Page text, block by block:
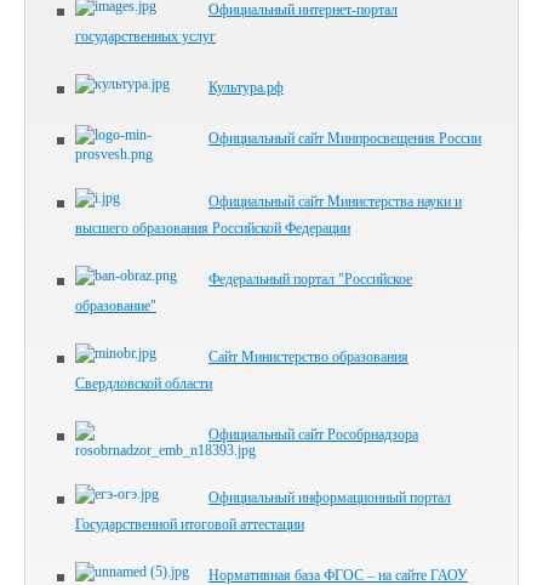
Официальный интернет-портал
государственных услуг
Культура.рф
Официальный сайт Минпросвещения России
Официальный сайт Министерства науки и
высшего образования Российской Федерации
Федеральный портал "Российское
образование"
Сайт Министерство образования
Свердловской области
Официальный сайт Рособрнадзора
Официальный информационный портал
Государственной итоговой аттестации
Нормативная база ФГОС – на сайте ГАОУ